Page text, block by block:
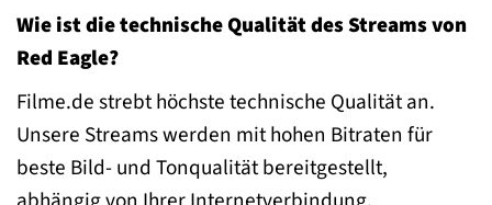
Wie ist die technische Qualität des Streams von
Red Eagle?
Filme.de strebt höchste technische Qualität an.
Unsere Streams werden mit hohen Bitraten für
beste Bild- und Tonqualität bereitgestellt,